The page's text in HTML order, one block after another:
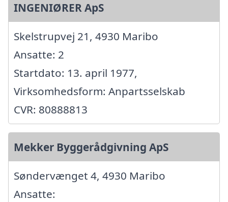
INGENIØRER ApS
Skelstrupvej 21, 4930 Maribo
Ansatte: 2
Startdato: 13. april 1977,
Virksomhedsform: Anpartsselskab
CVR: 80888813
Mekker Byggerådgivning ApS
Søndervænget 4, 4930 Maribo
Ansatte: